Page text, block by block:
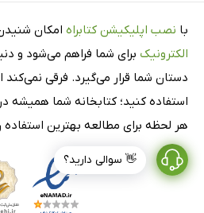
👋 سوالی دارید؟
با نصب اپلیکیشن کتابراه امکان
الکترونیک برای شما فراهم می‌شود و
دستان شما قرار می‌گیرد. فرقی نمی‌کند
استفاده کنید؛ کتابخانه شما همیشه
هر لحظه برای مطالعه بهترین استفاده